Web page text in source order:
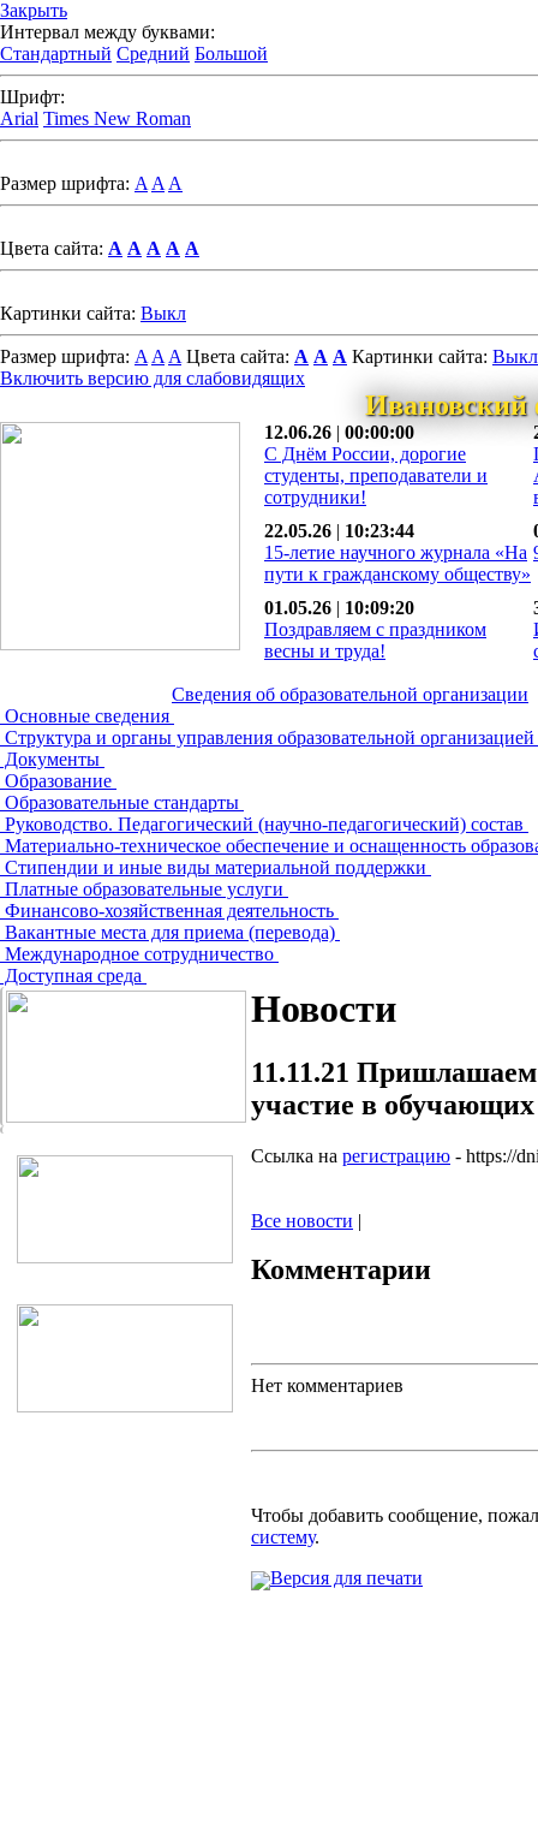
Закрыть
Интервал между буквами:
Стандартный Средний Большой
Шрифт:
Arial Times New Roman
Размер шрифта: A A A
Цвета сайта: A A A A A
Картинки сайта: Выкл
Размер шрифта: A A A Цвета сайта: A A A Картинки сайта: Выкл
Включить версию для слабовидящих
12.06.26 | 00:00:00
С Днём России, дорогие
студенты, преподаватели и
сотрудники!
22.05.26 | 10:23:44
15-летие научного журнала «На
пути к гражданскому обществу»
01.05.26 | 10:09:20
Поздравляем с праздником
весны и труда!
Сведения об образовательной организации
Основные сведения
Структура и органы управления образовательной организацией
Документы
Образование
Образовательные стандарты
Руководство. Педагогический (научно-педагогический) состав
Материально-техническое обеспечение и оснащенность
Стипендии и иные виды материальной поддержки
Платные образовательные услуги
Финансово-хозяйственная деятельность
Вакантные места для приема (перевода)
Международное сотрудничество
Доступная среда
Новости
11.11.21 Пришлашаем
участие в
Ссылка на регистрацию - https://
Все новости |
Комментарии
Нет комментариев
Чтобы добавить сообщение,
систему.
Версия для печати